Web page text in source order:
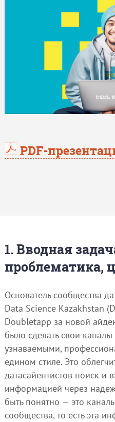
PDF-
1. Вводная
проблематика,
Основатель сообщества
Data Science Kazakhstan
Doubletapp за новой
было сделать свои
узнаваемыми,
едином стиле. Это
датасайентистов поиск и
информацией через
быть понятно — это
сообщества, то есть эта